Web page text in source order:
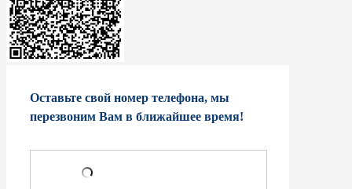
Оставьте свой номер телефона, мы
перезвоним Вам в ближайшее время!